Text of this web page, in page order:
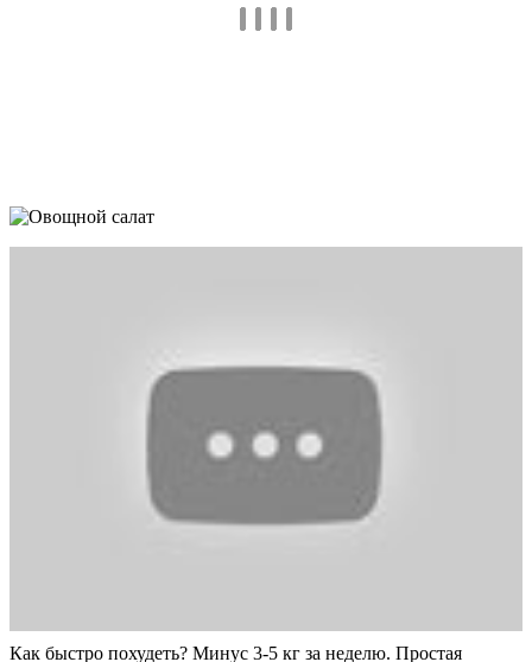
Как быстро похудеть? Минус 3-5 кг за неделю. Простая